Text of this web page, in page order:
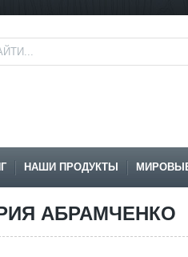
НАШИ ПРОДУКТЫ
АБРАМЧЕНКО